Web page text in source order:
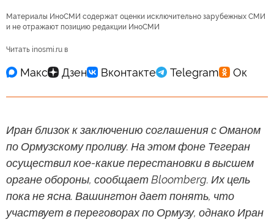
Материалы ИноСМИ содержат оценки исключительно зарубежных СМИ
и не отражают позицию редакции ИноСМИ
Читать inosmi.ru в
Иран близок к заключению соглашения с Оманом
по Ормузскому проливу. На этом фоне Тегеран
осуществил кое-какие перестановки в высшем
органе обороны, сообщает Bloomberg. Их цель
пока не ясна. Вашингтон дает понять, что
участвует в переговорах по Ормузу, однако Иран